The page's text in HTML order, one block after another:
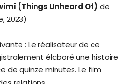
(Things Unheard Of) de
2023)
: Le réalisateur de ce
élaboré une histoire
de quinze minutes. Le film